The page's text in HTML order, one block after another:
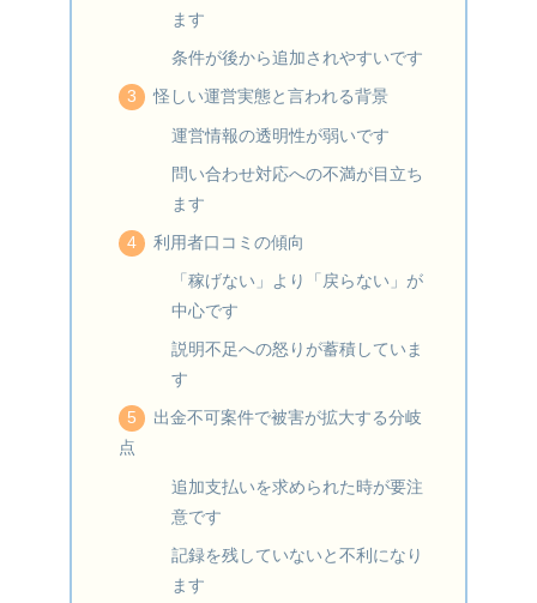
ます
条件が後から追加されやすいです
怪しい運営実態と言われる背景
運営情報の透明性が弱いです
問い合わせ対応への不満が目立ち
ます
利用者口コミの傾向
「稼げない」より「戻らない」が
中心です
説明不足への怒りが蓄積していま
す
出金不可案件で被害が拡大する分岐
点
追加支払いを求められた時が要注
意です
記録を残していないと不利になり
ます